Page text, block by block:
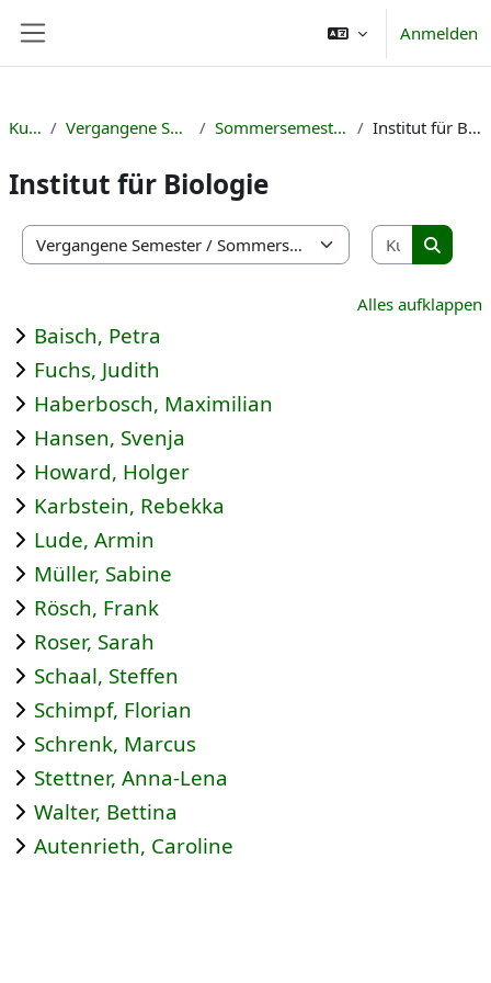
Anmelden
Kurse Vergangene Semester Sommersemester 2024 Institut für Biologie
Institut für Biologie
Kursbereiche
Kurse
Kurse
Alles aufklappen
Baisch, Petra
Fuchs, Judith
Haberbosch, Maximilian
Hansen, Svenja
Howard, Holger
Karbstein, Rebekka
Lude, Armin
Müller, Sabine
Rösch, Frank
Roser, Sarah
Schaal, Steffen
Schimpf, Florian
Schrenk, Marcus
Stettner, Anna-Lena
Walter, Bettina
Autenrieth, Caroline